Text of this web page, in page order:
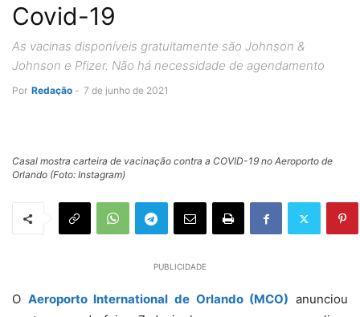
Covid-19
As vacinas disponíveis gratuitamente são Johnson &
Johnson e Pfizer. Não há necessidade de agendamento
Por Redação - 7 de junho de 2021
Casal mostra carteira de vacinação contra a COVID-19 no Aeroporto de
Orlando (Foto: Instagram)
PUBLICIDADE
O Aeroporto International de Orlando (MCO) anunciou